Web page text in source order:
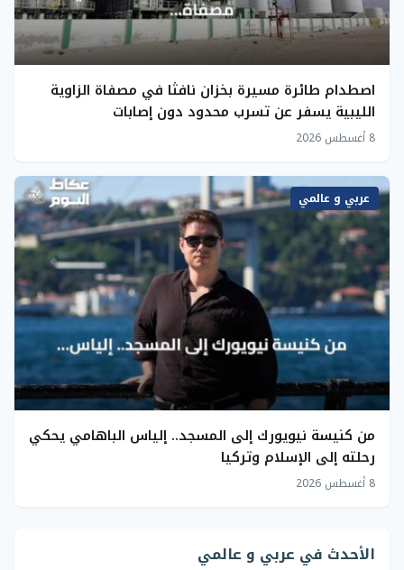
اصطدام طائرة مسيرة بخزان نافثا في مصفاة الزاوية
الليبية يسفر عن تسرب محدود دون إصابات
8 أغسطس 2026
عربي و عالمي
من كنيسة نيويورك إلى المسجد.. إلياس الباهامي يحكي
رحلته إلى الإسلام وتركيا
8 أغسطس 2026
الأحدث في عربي و عالمي